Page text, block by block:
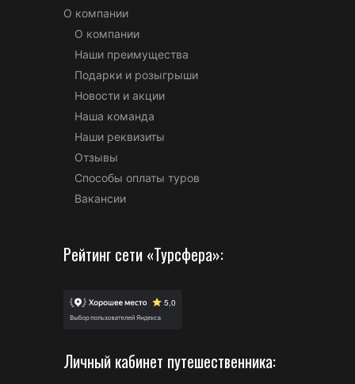
О компании
О компании
Наши преимущества
Подарки и розыгрыши
Новости и акции
Наша команда
Наши реквизиты
Отзывы
Способы оплаты туров
Вакансии
Рейтинг сети «Турсфера»:
Личный кабинет путешественника: